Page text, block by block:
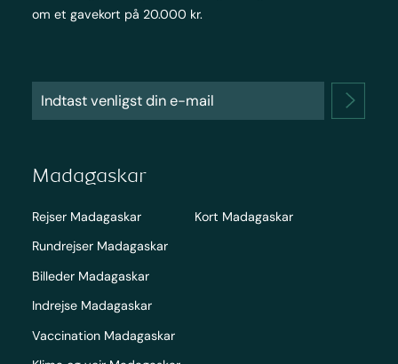
om et gavekort på 20.000 kr.
Madagaskar
Rejser Madagaskar
Rundrejser Madagaskar
Billeder Madagaskar
Indrejse Madagaskar
Vaccination Madagaskar
Kort Madagaskar